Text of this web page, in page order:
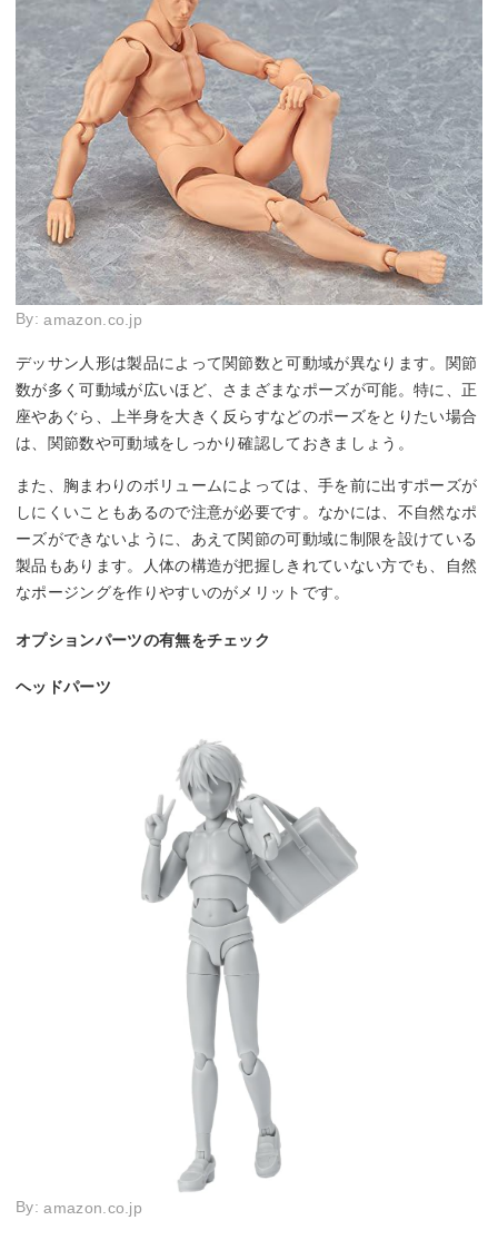
By:amazon.co.jp
デッサン人形は製品によって関節数と可動域が異なります。関節
数が多く可動域が広いほど、さまざまなポーズが可能。特に、正
座やあぐら、上半身を大きく反らすなどのポーズをとりたい場合
は、関節数や可動域をしっかり確認しておきましょう。
また、胸まわりのボリュームによっては、手を前に出すポーズが
しにくいこともあるので注意が必要です。なかには、不自然なポ
ーズができないように、あえて関節の可動域に制限を設けている
製品もあります。人体の構造が把握しきれていない方でも、自然
なポージングを作りやすいのがメリットです。
オプションパーツの有無をチェック
ヘッドパーツ
By:amazon.co.jp